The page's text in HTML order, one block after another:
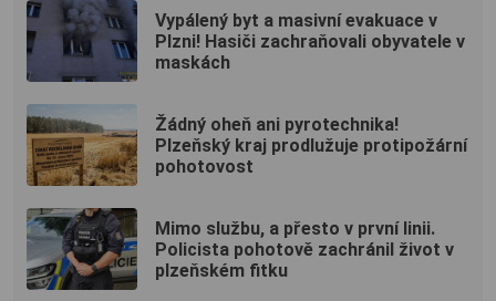
Vypálený byt a masivní evakuace v
Plzni! Hasiči zachraňovali obyvatele v
maskách
Žádný oheň ani pyrotechnika!
Plzeňský kraj prodlužuje protipožární
pohotovost
Mimo službu, a přesto v první linii.
Policista pohotově zachránil život v
plzeňském fitku